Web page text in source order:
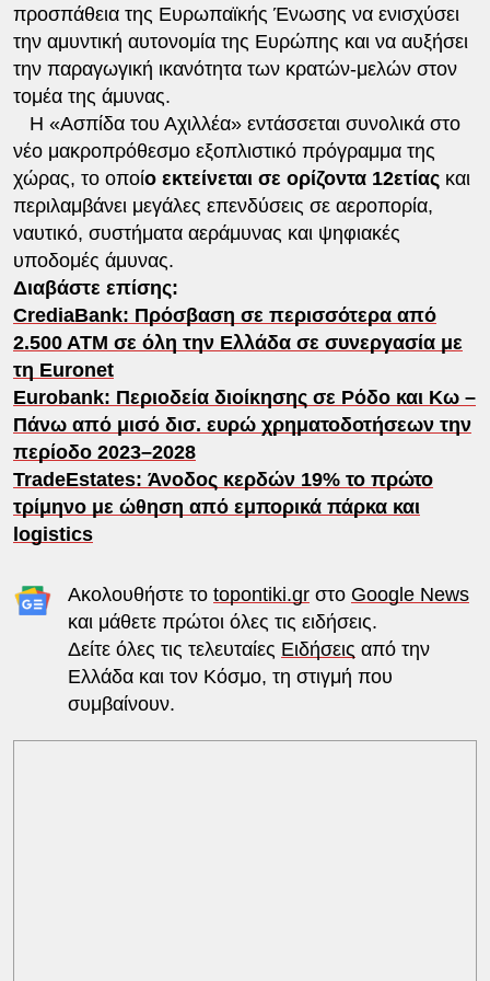
προσπάθεια της Ευρωπαϊκής Ένωσης να ενισχύσει
την αμυντική αυτονομία της Ευρώπης και να αυξήσει
την παραγωγική ικανότητα των κρατών-μελών στον
τομέα της άμυνας.
Η «Ασπίδα του Αχιλλέα» εντάσσεται συνολικά στο
νέο μακροπρόθεσμο εξοπλιστικό πρόγραμμα της
χώρας, το οποίο εκτείνεται σε ορίζοντα 12ετίαςκαι
περιλαμβάνει μεγάλες επενδύσεις σε αεροπορία,
ναυτικό, συστήματα αεράμυνας και ψηφιακές
υποδομές άμυνας.
Διαβάστε επίσης:
CrediaBank: Πρόσβαση σε περισσότερα από
2.500 ΑΤΜ σε όλη την Ελλάδα σε συνεργασία με
τη Euronet
Eurobank: Περιοδεία διοίκησης σε Ρόδο και Κω –
Πάνω από μισό δισ. ευρώ χρηματοδοτήσεων την
περίοδο 2023–2028
TradeEstates: Άνοδος κερδών 19% το πρώτο
τρίμηνο με ώθηση από εμπορικά πάρκα και
logistics
Ακολουθήστε το topontiki.grστο Google News
και μάθετε πρώτοι όλες τις ειδήσεις.
Δείτε όλες τις τελευταίες Ειδήσεις από την
Ελλάδα και τον Κόσμο, τη στιγμή που
συμβαίνουν.